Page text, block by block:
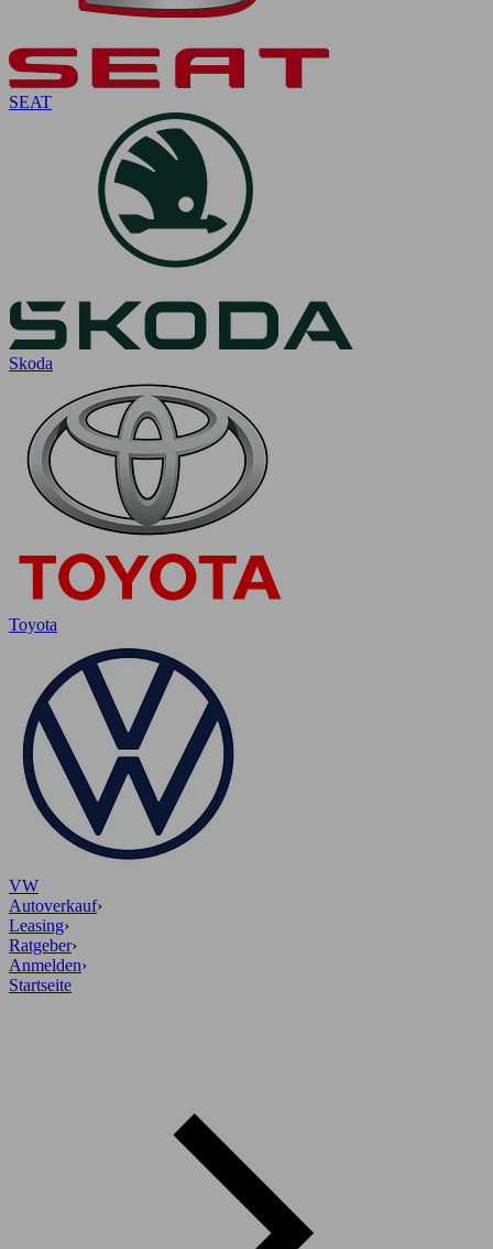
SEAT
Skoda
Toyota
VW
Autoverkauf›
Leasing›
Ratgeber›
Anmelden›
Startseite